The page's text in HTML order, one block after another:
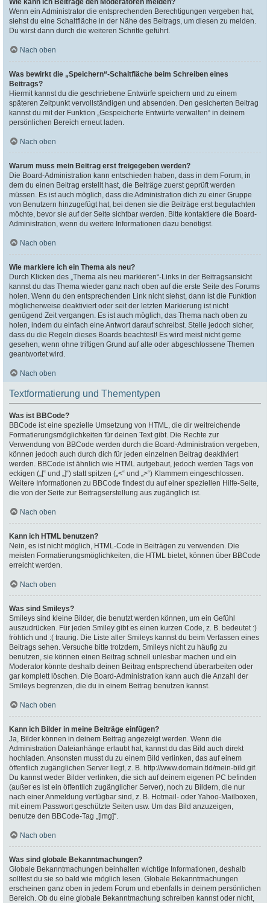
Wie kann ich Beiträge den Moderatoren melden?
Wenn ein Administrator die entsprechenden Berechtigungen vergeben hat,
siehst du eine Schaltfläche in der Nähe des Beitrags, um diesen zu melden.
Du wirst dann durch die weiteren Schritte geführt.
Nach oben
Was bewirkt die „Speichern“-Schaltfläche beim Schreiben eines
Beitrags?
Hiermit kannst du die geschriebene Entwürfe speichern und zu einem
späteren Zeitpunkt vervollständigen und absenden. Den gesicherten Beitrag
kannst du mit der Funktion „Gespeicherte Entwürfe verwalten“ in deinem
persönlichen Bereich erneut laden.
Nach oben
Warum muss mein Beitrag erst freigegeben werden?
Die Board-Administration kann entschieden haben, dass in dem Forum, in
dem du einen Beitrag erstellt hast, die Beiträge zuerst geprüft werden
müssen. Es ist auch möglich, dass die Administration dich zu einer Gruppe
von Benutzern hinzugefügt hat, bei denen sie die Beiträge erst begutachten
möchte, bevor sie auf der Seite sichtbar werden. Bitte kontaktiere die Board-
Administration, wenn du weitere Informationen dazu benötigst.
Nach oben
Wie markiere ich ein Thema als neu?
Durch Klicken des „Thema als neu markieren“-Links in der Beitragsansicht
kannst du das Thema wieder ganz nach oben auf die erste Seite des Forums
holen. Wenn du den entsprechenden Link nicht siehst, dann ist die Funktion
möglicherweise deaktiviert oder seit der letzten Markierung ist nicht
genügend Zeit vergangen. Es ist auch möglich, das Thema nach oben zu
holen, indem du einfach eine Antwort darauf schreibst. Stelle jedoch sicher,
dass du die Regeln dieses Boards beachtest! Es wird meist nicht gerne
gesehen, wenn ohne triftigen Grund auf alte oder abgeschlossene Themen
geantwortet wird.
Nach oben
Textformatierung und Thementypen
Was ist BBCode?
BBCode ist eine spezielle Umsetzung von HTML, die dir weitreichende
Formatierungsmöglichkeiten für deinen Text gibt. Die Rechte zur
Verwendung von BBCode werden durch die Board-Administration vergeben,
können jedoch auch durch dich für jeden einzelnen Beitrag deaktiviert
werden. BBCode ist ähnlich wie HTML aufgebaut, jedoch werden Tags von
eckigen („[“ und „]“) statt spitzen („<“ und „>“) Klammern eingeschlossen.
Weitere Informationen zu BBCode findest du auf einer speziellen Hilfe-Seite,
die von der Seite zur Beitragserstellung aus zugänglich ist.
Nach oben
Kann ich HTML benutzen?
Nein, es ist nicht möglich, HTML-Code in Beiträgen zu verwenden. Die
meisten Formatierungsmöglichkeiten, die HTML bietet, können über BBCode
erreicht werden.
Nach oben
Was sind Smileys?
Smileys sind kleine Bilder, die benutzt werden können, um ein Gefühl
auszudrücken. Für jeden Smiley gibt es einen kurzen Code, z. B. bedeutet :)
fröhlich und :( traurig. Die Liste aller Smileys kannst du beim Verfassen eines
Beitrags sehen. Versuche bitte trotzdem, Smileys nicht zu häufig zu
benutzen, sie können einen Beitrag schnell unlesbar machen und ein
Moderator könnte deshalb deinen Beitrag entsprechend überarbeiten oder
gar komplett löschen. Die Board-Administration kann auch die Anzahl der
Smileys begrenzen, die du in einem Beitrag benutzen kannst.
Nach oben
Kann ich Bilder in meine Beiträge einfügen?
Ja, Bilder können in deinem Beitrag angezeigt werden. Wenn die
Administration Dateianhänge erlaubt hat, kannst du das Bild auch direkt
hochladen. Ansonsten musst du zu einem Bild verlinken, das auf einem
öffentlich zugänglichen Server liegt, z. B. http://www.domain.tld/mein-bild.gif.
Du kannst weder Bilder verlinken, die sich auf deinem eigenen PC befinden
(außer es ist ein öffentlich zugänglicher Server), noch zu Bildern, die nur
nach einer Anmeldung verfügbar sind, z. B. Hotmail- oder Yahoo-Mailboxen,
mit einem Passwort geschützte Seiten usw. Um das Bild anzuzeigen,
benutze den BBCode-Tag „[img]“.
Nach oben
Was sind globale Bekanntmachungen?
Globale Bekanntmachungen beinhalten wichtige Informationen, deshalb
solltest du sie so bald wie möglich lesen. Globale Bekanntmachungen
erscheinen ganz oben in jedem Forum und ebenfalls in deinem persönlichen
Bereich. Ob du eine globale Bekanntmachung schreiben kannst oder nicht,